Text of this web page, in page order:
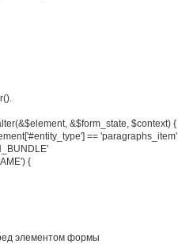
(&$element, &$form_state, $context) {
== 'paragraphs_item'
{
элементом формы